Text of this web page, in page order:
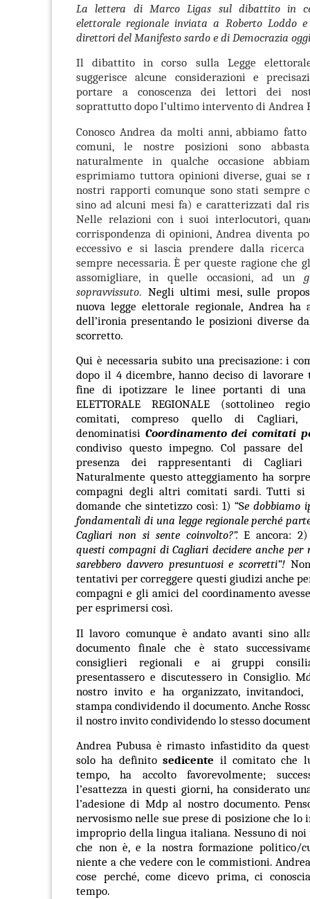
La lettera di Marco Ligas sul dibattito in
elettorale regionale inviata a Roberto Loddo
direttori del Manifesto sardo e di Democrazia
Il dibattito in corso sulla Legge
suggerisce alcune considerazioni e
portare a conoscenza dei lettori dei
soprattutto dopo l’ultimo intervento di Andrea
Conosco Andrea da molti anni, abbiamo
comuni, le nostre posizioni sono
naturalmente in qualche occasione
esprimiamo tuttora opinioni diverse, guai se
nostri rapporti comunque sono stati sempre
sino ad alcuni mesi fa) e caratterizzati dal
Nelle relazioni con i suoi interlocutori,
corrispondenza di opinioni, Andrea diventa
eccessivo e si lascia prendere dalla
sempre necessaria. È per queste ragione che
assomigliare, in quelle occasioni, ad un
sopravvissuto. Negli ultimi mesi, sulle
nuova legge elettorale regionale, Andrea ha
dell’ironia presentando le posizioni diverse
scorretto.
Qui è necessaria subito una precisazione: i
dopo il 4 dicembre, hanno deciso di
fine di ipotizzare le linee portanti di una
ELETTORALE REGIONALE (sottolineo
comitati, compreso quello di Cagliari,
denominatisi Coordinamento dei comitati
condiviso questo impegno. Col passare
presenza dei rappresentanti di
Naturalmente questo atteggiamento ha
compagni degli altri comitati sardi. Tutti si
domande che sintetizzo così: 1) “Se dobbiamo
fondamentali di una legge regionale perché
Cagliari non si sente coinvolto?”.E ancora:
questi compagni di Cagliari decidere anche per
sarebbero davvero presuntuosi e scorretti”!
tentativi per correggere questi giudizi anche
compagni e gli amici del coordinamento
per esprimersi così.
Il lavoro comunque è andato avanti sino
documento finale che è stato
consiglieri regionali e ai gruppi
presentassero e discutessero in Consiglio.
nostro invito e ha organizzato, invitandoci,
stampa condividendo il documento. Anche
il nostro invito condividendo lo stesso
Andrea Pubusa è rimasto infastidito da
solo ha definitosedicente il comitato che
tempo, ha accolto favorevolmente;
l’esattezza in questi giorni, ha considerato
l’adesione di Mdp al nostro documento.
nervosismo nelle sue prese di posizione che lo
improprio della lingua italiana. Nessuno di noi
che non è, e la nostra formazione politico/
niente a che vedere con le commistioni.
cose perché, come dicevo prima, ci
tempo.